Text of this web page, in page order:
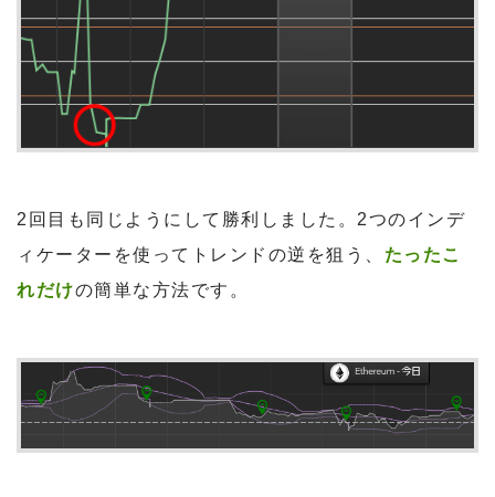
2回目も同じようにして勝利しました。2つのインデ
ィケーターを使ってトレンドの逆を狙う、 たったこ
れだけの簡単な方法です。